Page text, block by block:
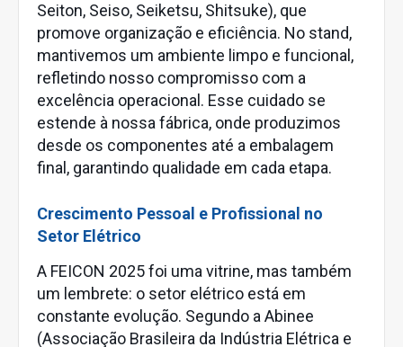
Seiton, Seiso, Seiketsu, Shitsuke), que
promove organização e eficiência. No stand,
mantivemos um ambiente limpo e funcional,
refletindo nosso compromisso com a
excelência operacional. Esse cuidado se
estende à nossa fábrica, onde produzimos
desde os componentes até a embalagem
final, garantindo qualidade em cada etapa.
Crescimento Pessoal e Profissional no
Setor Elétrico
A FEICON 2025 foi uma vitrine, mas também
um lembrete: o setor elétrico está em
constante evolução. Segundo a Abinee
(Associação Brasileira da Indústria Elétrica e